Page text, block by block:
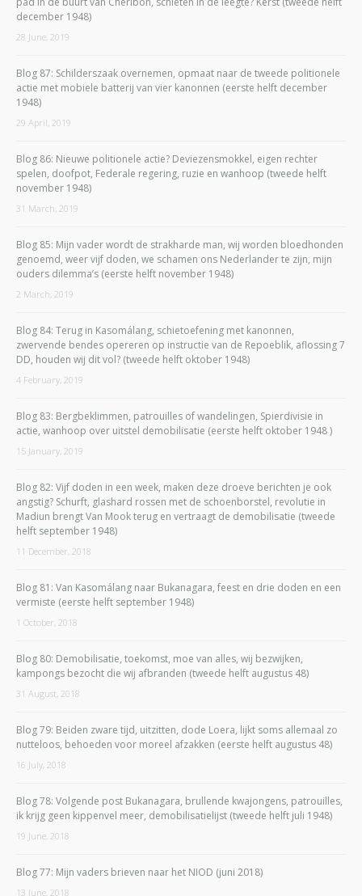
december 1948)
28 June, 2019
Blog 87: Schilderszaak overnemen, opmaat naar de tweede politionele
actie met mobiele batterij van vier kanonnen (eerste helft december
1948)
29 April, 2019
Blog 86: Nieuwe politionele actie? Deviezensmokkel, eigen rechter
spelen, doofpot, Federale regering, ruzie en wanhoop (tweede helft
november 1948)
31 March, 2019
Blog 85: Mijn vader wordt de strakharde man, wij worden bloedhonden
genoemd, weer vijf doden, we schamen ons Nederlander te zijn, mijn
ouders dilemma’s (eerste helft november 1948)
2 March, 2019
Blog 84: Terug in Kasomálang, schietoefening met kanonnen,
zwervende bendes opereren op instructie van de Repoeblik, aflossing 7
DD, houden wij dit vol? (tweede helft oktober 1948)
4 February, 2019
Blog 83: Bergbeklimmen, patrouilles of wandelingen, Spierdivisie in
actie, wanhoop over uitstel demobilisatie (eerste helft oktober 1948 )
15 January, 2019
Blog 82: Vijf doden in een week, maken deze droeve berichten je ook
angstig? Schurft, glashard rossen met de schoenborstel, revolutie in
Madiun brengt Van Mook terug en vertraagt de demobilisatie (tweede
helft september 1948)
11 December, 2018
Blog 81: Van Kasomálang naar Bukanagara, feest en drie doden en een
vermiste (eerste helft september 1948)
1 October, 2018
Blog 80: Demobilisatie, toekomst, moe van alles, wij bezwijken,
kampongs bezocht die wij afbranden (tweede helft augustus 48)
31 August, 2018
Blog 79: Beiden zware tijd, uitzitten, dode Loera, lijkt soms allemaal zo
nutteloos, behoeden voor moreel afzakken (eerste helft augustus 48)
16 July, 2018
Blog 78: Volgende post Bukanagara, brullende kwajongens, patrouilles,
ik krijg geen kippenvel meer, demobilisatielijst (tweede helft juli 1948)
19 June, 2018
Blog 77: Mijn vaders brieven naar het NIOD (juni 2018)
13 June, 2018